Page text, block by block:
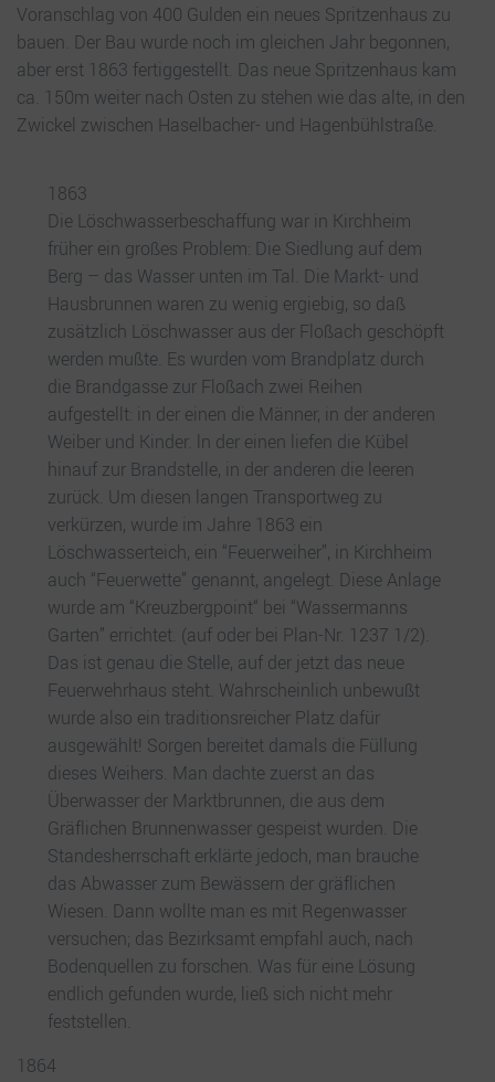
Voranschlag von 400 Gulden ein neues Spritzenhaus zu
bauen. Der Bau wurde noch im gleichen Jahr begonnen,
aber erst 1863 fertiggestellt. Das neue Spritzenhaus kam
ca. 150m weiter nach Osten zu stehen wie das alte, in den
Zwickel zwischen Haselbacher- und Hagenbühlstraße.
1863
Die Löschwasserbeschaffung war in Kirchheim
früher ein großes Problem: Die Siedlung auf dem
Berg – das Wasser unten im Tal. Die Markt- und
Hausbrunnen waren zu wenig ergiebig, so daß
zusätzlich Löschwasser aus der Floßach geschöpft
werden mußte. Es wurden vom Brandplatz durch
die Brandgasse zur Floßach zwei Reihen
aufgestellt: in der einen die Männer, in der anderen
Weiber und Kinder. ln der einen liefen die Kübel
hinauf zur Brandstelle, in der anderen die leeren
zurück. Um diesen langen Transportweg zu
verkürzen, wurde im Jahre 1863 ein
Löschwasserteich, ein “Feuerweiher”, in Kirchheim
auch “Feuerwette” genannt, angelegt. Diese Anlage
wurde am “Kreuzbergpoint“ bei “Wassermanns
Garten” errichtet. (auf oder bei Plan-Nr. 1237 1/2).
Das ist genau die Stelle, auf der jetzt das neue
Feuerwehrhaus steht. Wahrscheinlich unbewußt
wurde also ein traditionsreicher Platz dafür
ausgewählt! Sorgen bereitet damals die Füllung
dieses Weihers. Man dachte zuerst an das
Überwasser der Marktbrunnen, die aus dem
Gräflichen Brunnenwasser gespeist wurden. Die
Standesherrschaft erklärte jedoch, man brauche
das Abwasser zum Bewässern der gräflichen
Wiesen. Dann wollte man es mit Regenwasser
versuchen; das Bezirksamt empfahl auch, nach
Bodenquellen zu forschen. Was für eine Lösung
endlich gefunden wurde, ließ sich nicht mehr
feststellen.
1864